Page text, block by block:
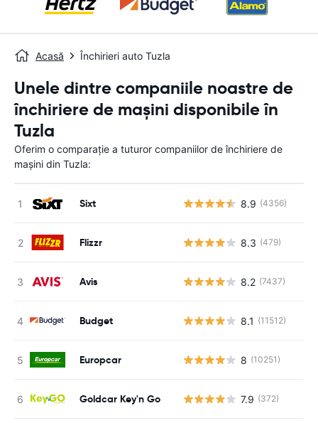
Acasă Închirieri auto Tuzla
Unele dintre companiile noastre de
închiriere de mașini disponibile în
Tuzla
Oferim o comparație a tuturor companiilor de închiriere de
mașini din Tuzla:
Sixt 8.9 (4356)
Flizzr 8.3 (479)
Avis 8.2 (7437)
Budget 8.1 (11512)
Europcar 8 (10251)
Goldcar Key'n Go 7.9 (372)